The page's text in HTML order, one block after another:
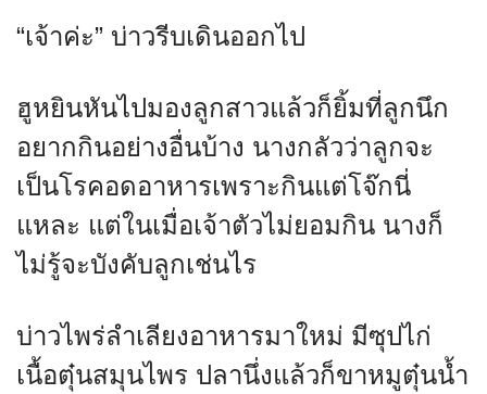
“เจ้าค่ะ” บ่าวรีบเดินออกไป
ฮูหยินหันไปมองลูกสาวแล้วก็ยิ้มที่ลูกนึก
อยากกินอย่างอื่นบ้าง นางกลัวว่าลูกจะ
เป็นโรคอดอาหารเพราะกินแต่โจ๊กนี่
แหละ แต่ในเมื่อเจ้าตัวไม่ยอมกิน นางก็
ไม่รู้จะบังคับลูกเช่นไร
บ่าวไพร่ลำเลียงอาหารมาใหม่ มีซุปไก่
เนื้อตุ๋นสมุนไพร ปลานึ่งแล้วก็ขาหมูตุ๋นน้ำ